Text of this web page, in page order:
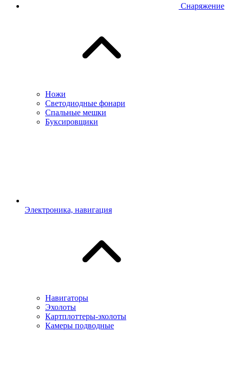
Снаряжение
Ножи
Светодиодные фонари
Спальные мешки
Буксировщики
Электроника, навигация
Навигаторы
Эхолоты
Картплоттеры-эхолоты
Камеры подводные